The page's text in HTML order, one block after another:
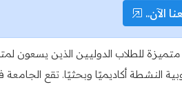
الآن..
للطلاب الدوليين الذين يسعون
النشطة أكاديميًا وبحثيًا. تقع